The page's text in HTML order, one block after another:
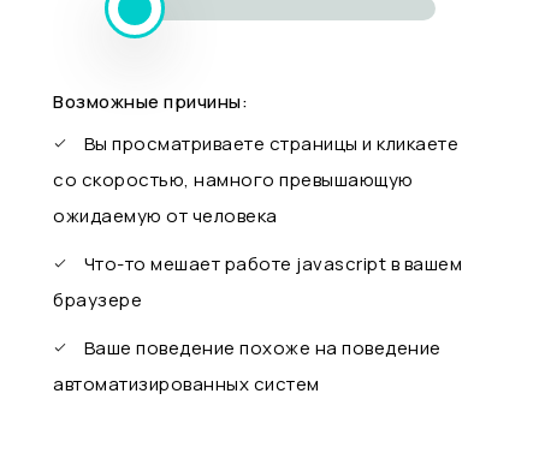
Возможные причины:
Вы просматриваете страницы и кликаете
со скоростью, намного превышающую
ожидаемую от человека
Что-то мешает работе javascript в вашем
браузере
Ваше поведение похоже на поведение
автоматизированных систем